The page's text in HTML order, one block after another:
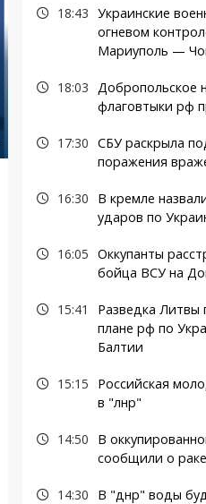
18:43 Украинские
огневом
Мариуполь —
18:03 Добропольское
флаговтыки рф
17:30 СБУ раскрыла
поражения
16:30
В кремле
ударов по
16:05 Оккупанты
бойца ВСУ на
15:41
Разведка Литвы
плане рф по
Балтии
15:15
Российская
в "лнр"
14:50
В
сообщили о
14:30
В "днр" воды